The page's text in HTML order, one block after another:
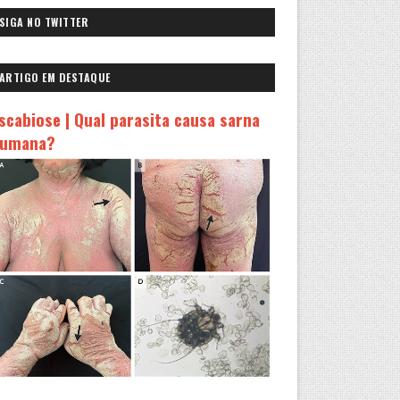
NO TWITTER
EM DESTAQUE
| Qual parasita causa sarna